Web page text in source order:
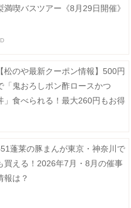
満喫バスツアー《8月29日開催》
【松のや最新クーポン情報】500円
「鬼おろしポン酢ロースかつ
」食べられる！最大260円もお得
蓬莱の豚まんが東京・神奈川で
買える！2026年7月・8月の催事
報は？